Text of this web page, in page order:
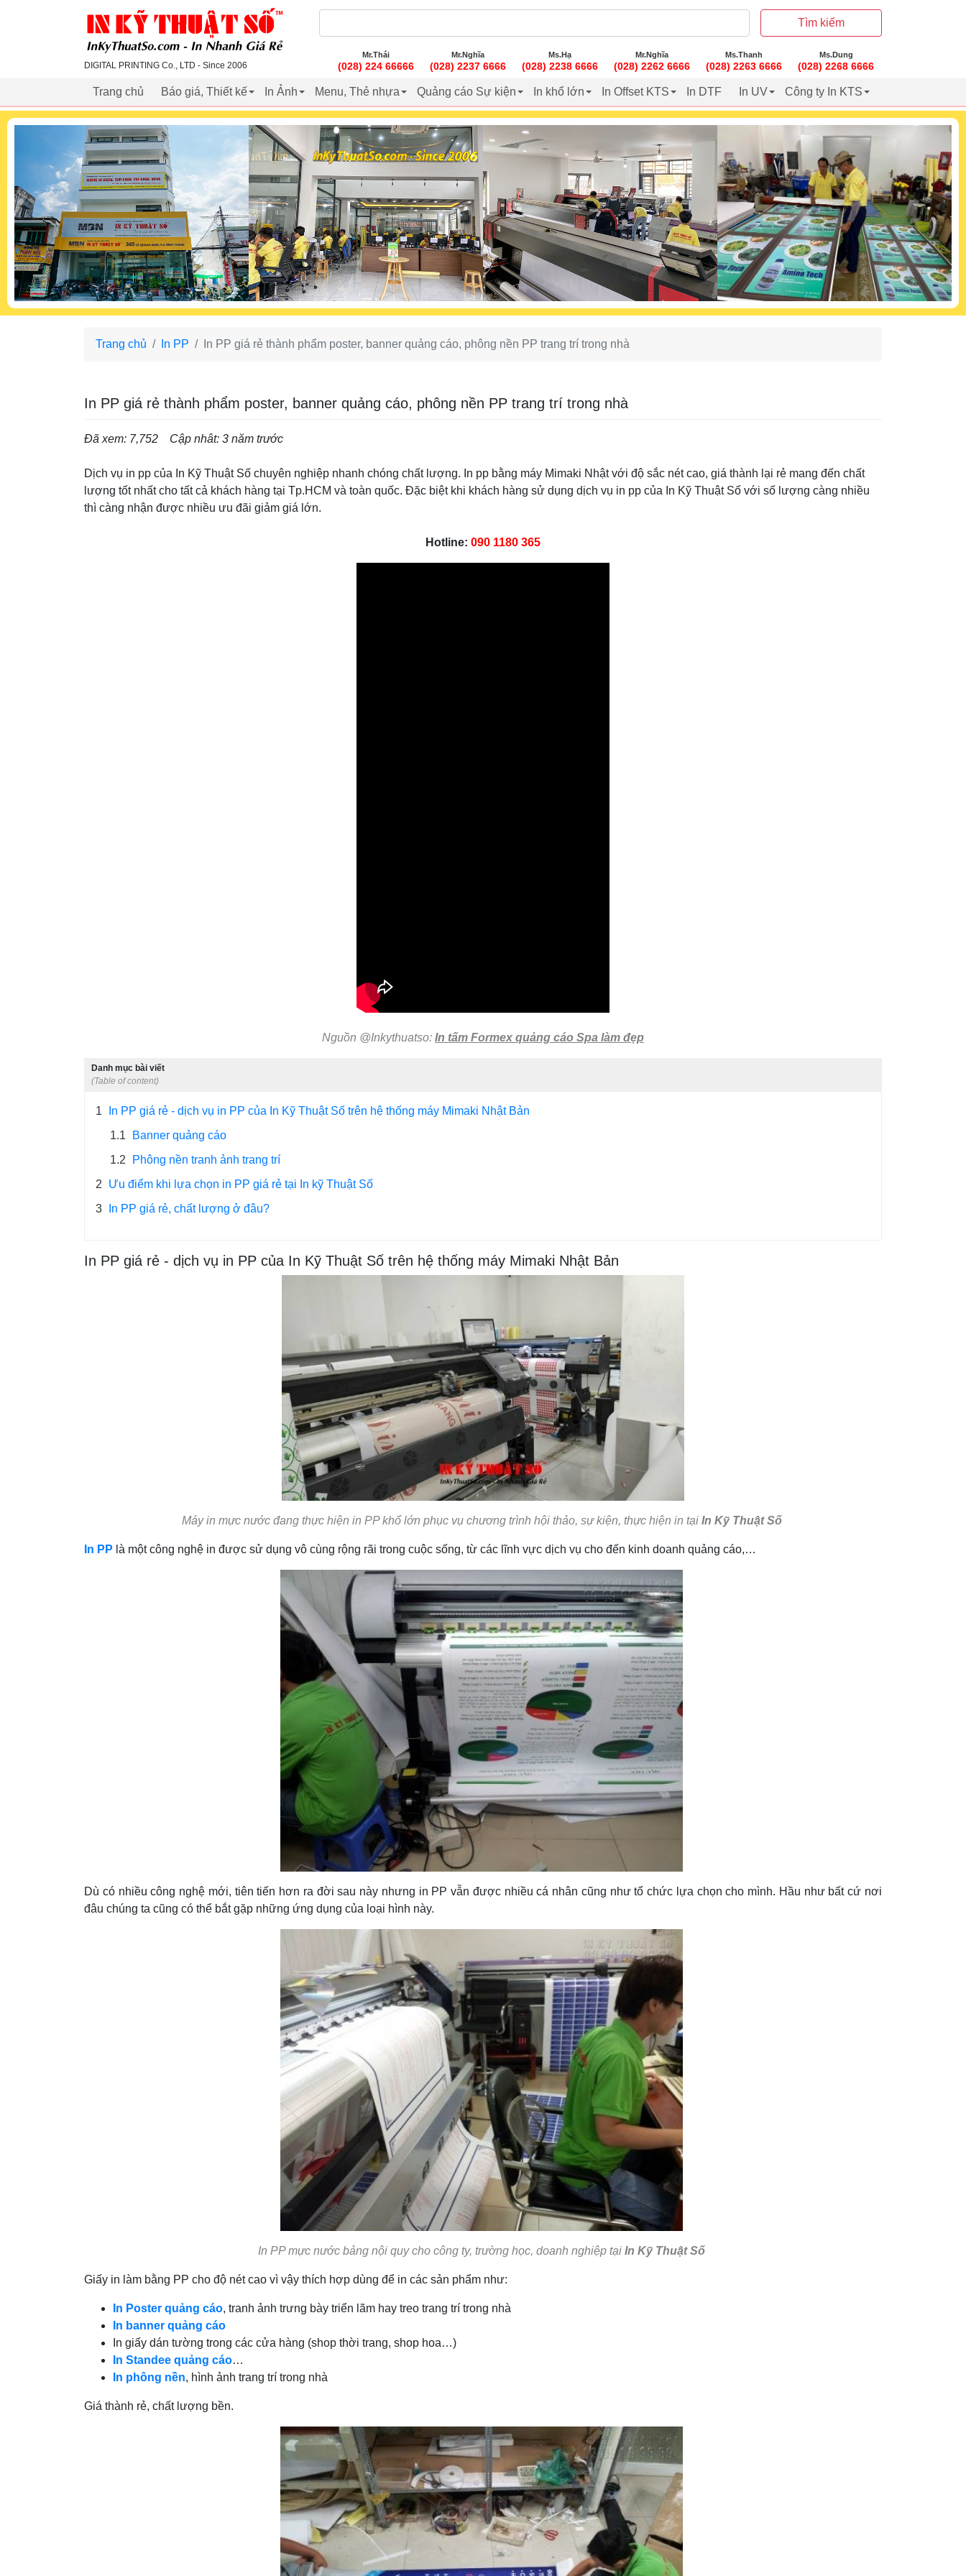
inkythuatso.com
DIGITAL PRINTING Co., LTD - Since 2006
Tìm kiếm
Mr.Thái
(028) 224 66666
Mr.Nghĩa
(028) 2237 6666
Ms.Hạ
(028) 2238 6666
Mr.Nghĩa
(028) 2262 6666
Ms.Thanh
(028) 2263 6666
Ms.Dung
(028) 2268 6666
Trang chủ Báo giá, Thiết kế In Ảnh Menu, Thẻ nhựa Quảng cáo Sự kiện In khổ lớn In Offset KTS In DTF In UV Công ty In KTS
Trang chủ In PP In PP giá rẻ thành phẩm poster, banner quảng cáo, phông nền PP trang trí trong nhà
In PP giá rẻ thành phẩm poster, banner quảng cáo, phông nền PP trang trí trong nhà
Đã xem: 7,752 Cập nhât: 3 năm trước
Dịch vụ in pp của In Kỹ Thuật Số chuyên nghiệp nhanh chóng chất lượng. In pp bằng máy Mimaki Nhật với độ sắc nét cao, giá thành lại rẻ mang đến chất
lượng tốt nhất cho tất cả khách hàng tại Tp.HCM và toàn quốc. Đặc biệt khi khách hàng sử dụng dịch vụ in pp của In Kỹ Thuật Số với số lượng càng nhiều
thì càng nhận được nhiều ưu đãi giảm giá lớn.
Hotline: 090 1180 365
Nguồn @Inkythuatso: In tấm Formex quảng cáo Spa làm đẹp
Danh mục bài viết
(Table of content)
1
In PP giá rẻ - dịch vụ in PP của In Kỹ Thuật Số trên hệ thống máy Mimaki Nhật Bản
1.1
Banner quảng cáo
1.2
Phông nền tranh ảnh trang trí
2
Ưu điểm khi lựa chọn in PP giá rẻ tại In kỹ Thuật Số
3
In PP giá rẻ, chất lượng ở đâu?
In PP giá rẻ - dịch vụ in PP của In Kỹ Thuật Số trên hệ thống máy Mimaki Nhật Bản
Máy in mực nước đang thực hiện in PP khổ lớn phục vụ chương trình hội thảo, sự kiện, thực hiện in tại In Kỹ Thuật Số
In PP là một công nghệ in được sử dụng vô cùng rộng rãi trong cuộc sống, từ các lĩnh vực dịch vụ cho đến kinh doanh quảng cáo,…
Dù có nhiều công nghệ mới, tiên tiến hơn ra đời sau này nhưng in PP vẫn được nhiều cá nhân cũng như tổ chức lựa chọn cho mình. Hầu như bất cứ nơi
đâu chúng ta cũng có thể bắt gặp những ứng dụng của loại hình này.
In PP mực nước bảng nội quy cho công ty, trường học, doanh nghiệp tại In Kỹ Thuật Số
Giấy in làm bằng PP cho độ nét cao vì vậy thích hợp dùng để in các sản phẩm như:
In Poster quảng cáo, tranh ảnh trưng bày triển lãm hay treo trang trí trong nhà
In banner quảng cáo
In giấy dán tường trong các cửa hàng (shop thời trang, shop hoa…)
In Standee quảng cáo…
In phông nền, hình ảnh trang trí trong nhà
Giá thành rẻ, chất lượng bền.